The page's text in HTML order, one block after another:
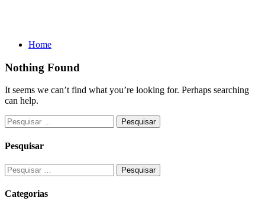
Home
Nothing Found
It seems we can’t find what you’re looking for. Perhaps searching
can help.
Pesquisar
Categorias